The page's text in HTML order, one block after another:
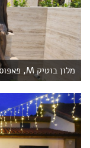
מלון בוטיק M, פאפוס: במרחק נגיעה